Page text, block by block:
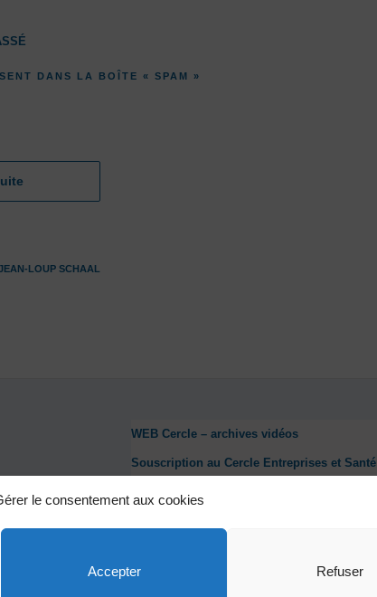
le consentement aux cookies
Accepter Refuser
DANS LA BOÎTE « SPAM »
LOUP SCHAAL
WEB Cercle – archives vidéos
Souscription au Cercle Entreprises et Santé
Nous contacter
Politique de cookies (UE)